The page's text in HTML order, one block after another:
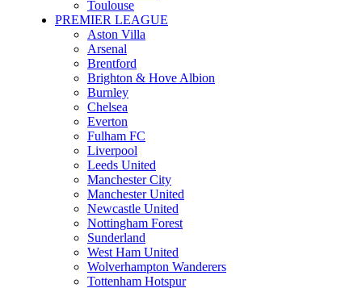
Toulouse
PREMIER LEAGUE
Aston Villa
Arsenal
Brentford
Brighton & Hove Albion
Burnley
Chelsea
Everton
Fulham FC
Liverpool
Leeds United
Manchester City
Manchester United
Newcastle United
Nottingham Forest
Sunderland
West Ham United
Wolverhampton Wanderers
Tottenham Hotspur